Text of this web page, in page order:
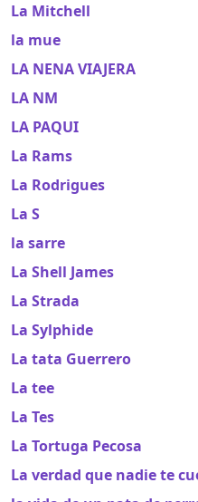
La Mitchell
la mue
LA NENA VIAJERA
LA NM
LA PAQUI
La Rams
La Rodrigues
La S
la sarre
La Shell James
La Strada
La Sylphide
La tata Guerrero
La tee
La Tes
La Tortuga Pecosa
La verdad que nadie te